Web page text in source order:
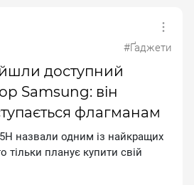
#Ґаджети
доступний
Samsung: він
флагманам
назвали одним із найкращих
тільки планує купити свій